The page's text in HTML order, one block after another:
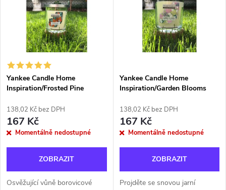
í
p
r
o
Abecedně
s
p
r
o
d
Yankee Candle Home
Inspiration/Frosted Pine
138,02 Kč bez DPH
167 Kč
Momentálně nedostupné
ZOBRAZIT
Osvěžující vůně borovicové
Yankee Candle Home
Inspiration/Garden Blooms
138,02 Kč bez DPH
167 Kč
Momentálně nedostupné
ZOBRAZIT
Projděte se snovou jarní